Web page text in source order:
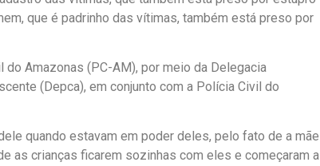
que é padrinho das vítimas, também está preso por
Amazonas (PC-AM), por meio da Delegacia
(Depca), em conjunto com a Polícia Civil do
quando estavam em poder deles, pelo fato de a mãe
as crianças ficarem sozinhas com eles e começaram a